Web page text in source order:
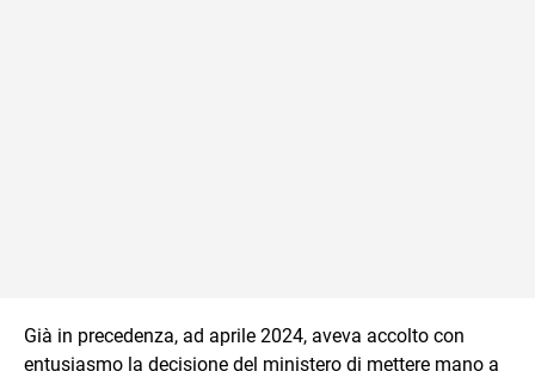
Già in precedenza, ad aprile 2024, aveva accolto con
entusiasmo la decisione del ministero di mettere mano a